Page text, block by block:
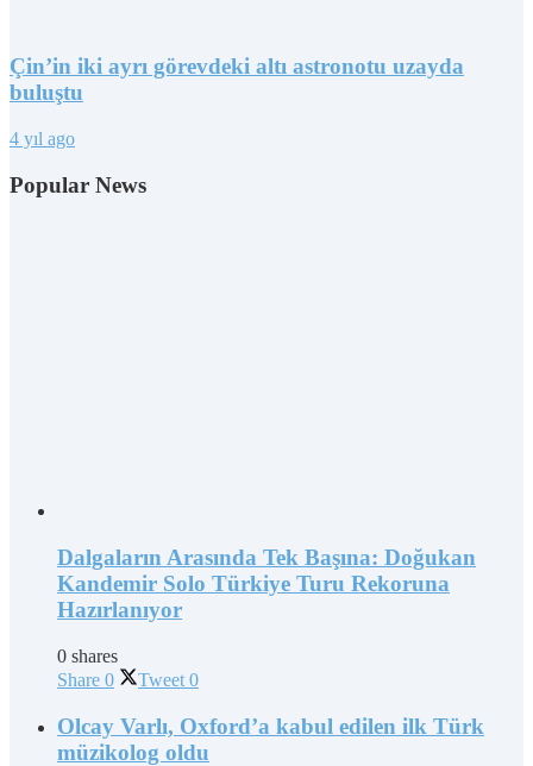
Çin’in iki ayrı görevdeki altı astronotu uzayda
buluştu
4 yıl ago
Popular News
Dalgaların Arasında Tek Başına: Doğukan
Kandemir Solo Türkiye Turu Rekoruna
Hazırlanıyor
0 shares
Share 0 Tweet 0
Olcay Varlı, Oxford’a kabul edilen ilk Türk
müzikolog oldu